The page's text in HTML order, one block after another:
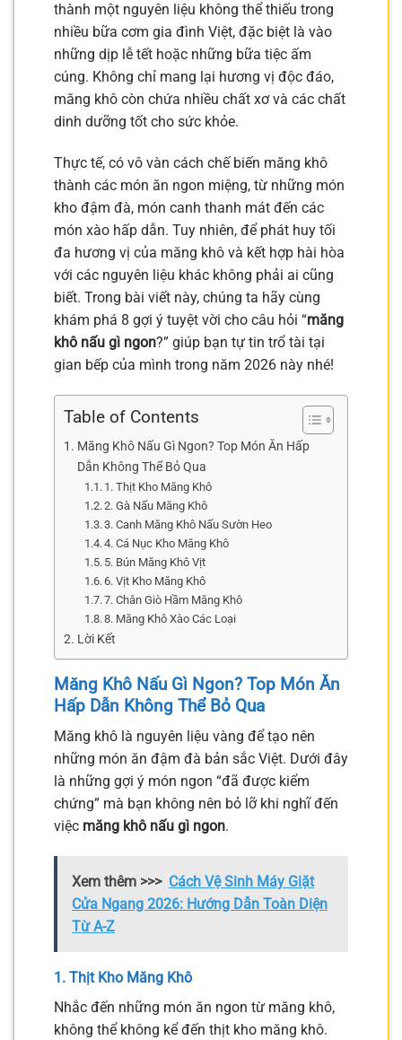
thành một nguyên liệu không thể thiếu trong
nhiều bữa cơm gia đình Việt, đặc biệt là vào
những dịp lễ tết hoặc những bữa tiệc ấm
cúng. Không chỉ mang lại hương vị độc đáo,
măng khô còn chứa nhiều chất xơ và các chất
dinh dưỡng tốt cho sức khỏe.
Thực tế, có vô vàn cách chế biến măng khô
thành các món ăn ngon miệng, từ những món
kho đậm đà, món canh thanh mát đến các
món xào hấp dẫn. Tuy nhiên, để phát huy tối
đa hương vị của măng khô và kết hợp hài hòa
với các nguyên liệu khác không phải ai cũng
biết. Trong bài viết này, chúng ta hãy cùng
khám phá 8 gợi ý tuyệt vời cho câu hỏi “măng
khô nấu gì ngon?” giúp bạn tự tin trổ tài tại
gian bếp của mình trong năm 2026 này nhé!
Table of Contents
Măng Khô Nấu Gì Ngon? Top Món Ăn Hấp
Dẫn Không Thể Bỏ Qua
1. Thịt Kho Măng Khô
2. Gà Nấu Măng Khô
3. Canh Măng Khô Nấu Sườn Heo
4. Cá Nục Kho Măng Khô
5. Bún Măng Khô Vịt
6. Vịt Kho Măng Khô
7. Chân Giò Hầm Măng Khô
8. Măng Khô Xào Các Loại
Lời Kết
Măng Khô Nấu Gì Ngon? Top Món Ăn
Hấp Dẫn Không Thể Bỏ Qua
Măng khô là nguyên liệu vàng để tạo nên
những món ăn đậm đà bản sắc Việt. Dưới đây
là những gợi ý món ngon “đã được kiểm
chứng” mà bạn không nên bỏ lỡ khi nghĩ đến
việc măng khô nấu gì ngon.
Xem thêm >>> Cách Vệ Sinh Máy Giặt
Cửa Ngang 2026: Hướng Dẫn Toàn Diện
Từ A-Z
1. Thịt Kho Măng Khô
Nhắc đến những món ăn ngon từ măng khô,
không thể không kể đến thịt kho măng khô.